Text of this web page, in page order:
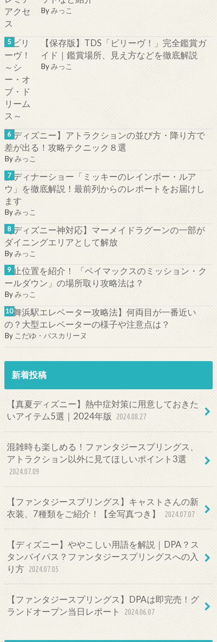
Byみっこ
【保存版】TDS「ビリーヴ！」完全鑑賞ガ
イド｜鑑賞場所、見え方などを徹底解説
Byみっこ
【ディズニー】アトラクションの並び方・降り方で
差が出る！攻略テクニック８選
Byみっこ
新ディナーショー「ミッキーのレインボー・ルア
ウ」を徹底解説！最前列からのレポートをお届けし
ます
Byみっこ
【ディズニー神対応】マーメイドラグーンの一部が
ダイニングエリアとして解放
By みっこ
停止位置を紹介！ 「ベイマックスのミッション・ク
ールダウン」の場所取り攻略法は？
Byみっこ
【舞浜駅エレベーター攻略法】何両目が一番近い
の？大型エレベーターの様子や注意点は？
By こだゆ・パスカリーヌ
新着投稿
【真夏ディズニー】熱中症対策に用意しておきた
いアイテム5選｜2024年版
2024.08.27
混雑時も楽しめる！ファンタジースプリングス、
アトラクション以外に見てほしいポイント3選
2024.07.09
【ファンタジースプリングス】キャストさんの新
衣装、7種類をご紹介！【全写真つき】
2024.07.07
【ディズニー】ややこしい用語を解説｜DPA？ス
タンバイパス？ファンタジースプリングスへの入
り方 2024.07.05
【ファンタジースプリングス】DPAは即完売！グ
ランドオープン当日レポート
2024.06.07